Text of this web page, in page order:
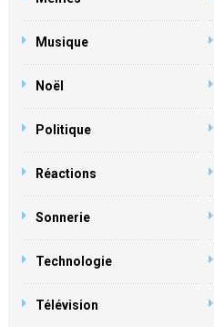
Musique
Noël
Politique
Réactions
Sonnerie
Technologie
Télévision